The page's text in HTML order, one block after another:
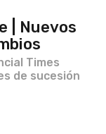
| Nuevos
Times
de sucesión